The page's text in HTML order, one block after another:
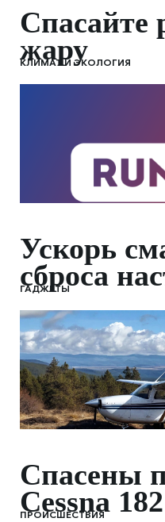
Спасайте
жару
КЛИМАТ И ЭКОЛОГИЯ
Ускорь
сброса
ГАДЖЕТЫ
Спасены
Cessna 182
ПРОИСШЕСТВИЯ